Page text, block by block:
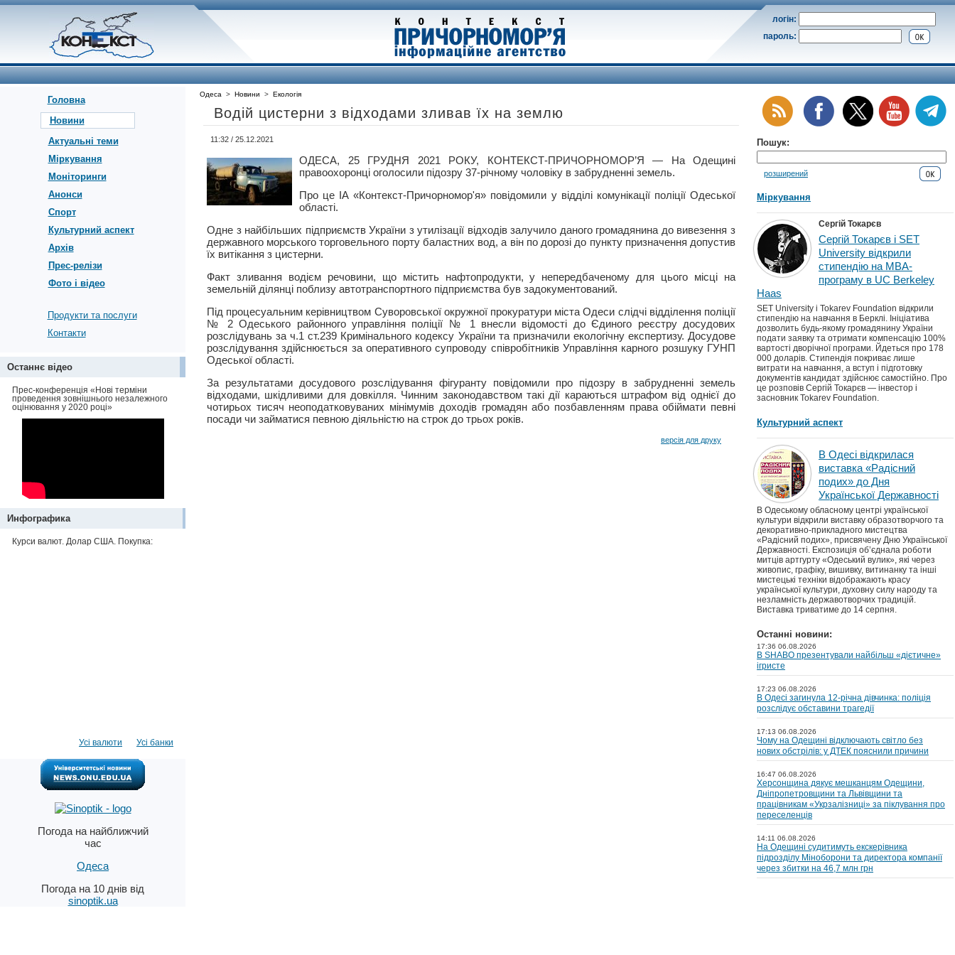
логін:
пароль:
Головна
Новини
Актуальні теми
Міркування
Моніторинги
Анонси
Спорт
Культурний аспект
Архів
Прес-релізи
Фото і відео
Продукти та послуги
Контакти
Останнє відео
Прес-конференція «Нові терміни
проведення зовнішнього незалежного
оцінювання у 2020 році»
Инфографика
Курси валют. Долар США. Покупка:
Усі банки
Усі валюти
Погода на найближчий
час
Одеса
Погода на 10 днів від
sinoptik.ua
Одеса > Новини > Екологія
Водій цистерни з відходами зливав їх на землю
11:32 / 25.12.2021
ОДЕСА, 25 ГРУДНЯ 2021 РОКУ, КОНТЕКСТ-ПРИЧОРНОМОР’Я — На Одещині
правоохоронці оголосили підозру 37-річному чоловіку в забрудненні земель.
Про це ІА «Контекст-Причорномор'я» повідомили у відділі комунікації поліції Одеської
області.
Одне з найбільших підприємств України з утилізації відходів залучило даного громадянина до вивезення з
державного морського торговельного порту баластних вод, а він по дорозі до пункту призначення допустив
їх витікання з цистерни.
Факт зливання водієм речовини, що містить нафтопродукти, у непередбаченому для цього місці на
земельній ділянці поблизу автотранспортного підприємства був задокументований.
Під процесуальним керівництвом Суворовської окружної прокуратури міста Одеси слідчі відділення поліції
№ 2 Одеського районного управління поліції № 1 внесли відомості до Єдиного реєстру досудових
розслідувань за ч.1 ст.239 Кримінального кодексу України та призначили екологічну експертизу. Досудове
розслідування здійснюється за оперативного супроводу співробітників Управління карного розшуку ГУНП
Одеської області.
За результатами досудового розслідування фігуранту повідомили про підозру в забрудненні земель
відходами, шкідливими для довкілля. Чинним законодавством такі дії караються штрафом від однієї до
чотирьох тисяч неоподатковуваних мінімумів доходів громадян або позбавленням права обіймати певні
посади чи займатися певною діяльністю на строк до трьох років.
версія для друку
Пошук:
розширений
Міркування
Сергій Токарєв
Сергій Токарєв і SET
University відкрили
стипендію на MBA-
програму в UC Berkeley
Haas
SET University і Tokarev Foundation відкрили
стипендію на навчання в Берклі. Ініціатива
дозволить будь-якому громадянину України
подати заявку та отримати компенсацію 100%
вартості дворічної програми. Йдеться про 178
000 доларів. Стипендія покриває лише
витрати на навчання, а вступ і підготовку
документів кандидат здійснює самостійно. Про
це розповів Сергій Токарєв — інвестор і
засновник Tokarev Foundation.
Культурний аспект
В Одесі відкрилася
виставка «Радісний
подих» до Дня
Української Державності
В Одеському обласному центрі української
культури відкрили виставку образотворчого та
декоративно-прикладного мистецтва
«Радісний подих», присвячену Дню Української
Державності. Експозиція об’єднала роботи
митців артгурту «Одеський вулик», які через
живопис, графіку, вишивку, витинанку та інші
мистецькі техніки відображають красу
української культури, духовну силу народу та
незламність державотворчих традицій.
Виставка триватиме до 14 серпня.
Останні новини:
17:36 06.08.2026
В SHABO презентували найбільш «дієтичне»
ігристе
17:23 06.08.2026
В Одесі загинула 12-річна дівчинка: поліція
розслідує обставини трагедії
17:13 06.08.2026
Чому на Одещині відключають світло без
нових обстрілів: у ДТЕК пояснили причини
16:47 06.08.2026
Херсонщина дякує мешканцям Одещини,
Дніпропетровщини та Львівщини та
працівникам «Укрзалізниці» за піклування про
переселенців
14:11 06.08.2026
На Одещині судитимуть екскерівника
підрозділу Міноборони та директора компанії
через збитки на 46,7 млн грн